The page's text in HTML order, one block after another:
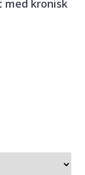
med kronisk